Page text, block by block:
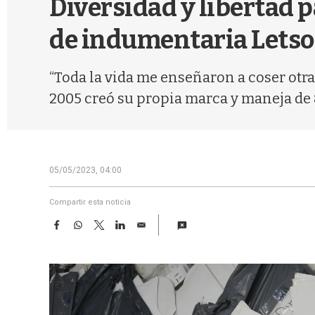
Diversidad y libertad
de indumentaria Letso
“Toda la vida me enseñaron a coser
2005 creó su propia marca y maneja
05/05/2023, 04:00
Compartir esta noticia
F
e
b
o
o
W
t
s
A
p
T
w
t
t
L
k
e
d
E
i
l